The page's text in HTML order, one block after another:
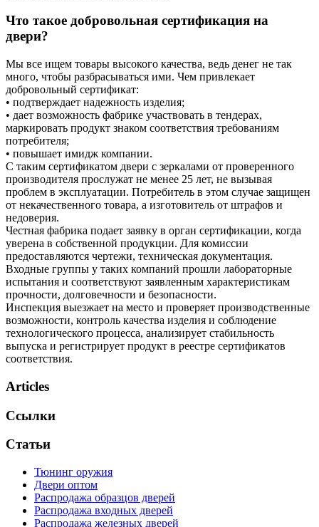
Что такое добровольная сертификация на
двери?
Мы все ищем товары высокого качества, ведь денег не так
много, чтобы разбрасываться ими. Чем привлекает
добровольный сертификат:
• подтверждает надежность изделия;
• дает возможность фабрике участвовать в тендерах,
маркировать продукт знаком соответствия требованиям
потребителя;
• повышает имидж компании.
С таким сертификатом двери с зеркалами от проверенного
производителя прослужат не менее 25 лет, не вызывая
проблем в эксплуатации. Потребитель в этом случае защищен
от некачественного товара, а изготовитель от штрафов и
недоверия.
Честная фабрика подает заявку в орган сертификации, когда
уверена в собственной продукции. Для комиссии
предоставляются чертежи, техническая документация.
Входные группы у таких компаний прошли лабораторные
испытания и соответствуют заявленным характеристикам
прочности, долговечности и безопасности.
Инспекция выезжает на место и проверяет производственные
возможности, контроль качества изделия и соблюдение
технологического процесса, анализирует стабильность
выпуска и регистрирует продукт в реестре сертификатов
соответствия.
Articles
Ссылки
Статьи
Тюнинг оружия
Двери оптом
Распродажа образцов дверей
Распродажа входных дверей
Распродажа железных дверей